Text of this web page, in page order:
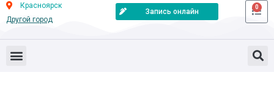
Красноярск
Другой город
Запись онлайн
0